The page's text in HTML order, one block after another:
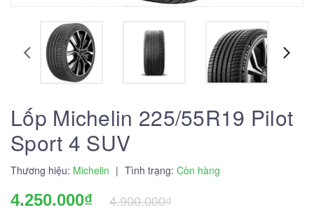
Lốp Michelin 225/55R19 Pilot
Sport 4 SUV
Thương hiệu: Michelin | Tình trạng: Còn hàng
4.250.000₫
4.900.000₫